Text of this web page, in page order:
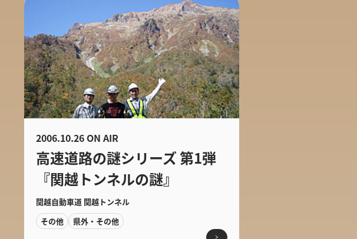
2006.10.26 ON AIR
高速道路の謎シリーズ 第1弾
『関越トンネルの謎』
関越自動車道 関越トンネル
その他
県外・その他